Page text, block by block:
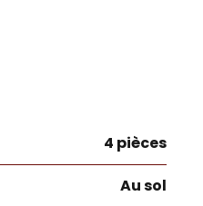
4 pièces
Au sol